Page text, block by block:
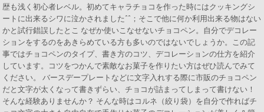
歴も浅く初心者レベル。初めてキャラチョコを作った時にはクッキングシ
ートに出来るシワに泣かされました^^；そこで他に何か利用出来る物はない
かと試行錯誤したとこ なぜか使いこなせないチョコペン。自分でデコレー
ションをするのをあきらめている方も多いのではないでしょうか。この記
事ではチョコペンのタイプ、書き方のコツ、デコレーションの仕方を紹介
しています。コツをつかんで素敵なお菓子を作りたい方はぜひ読んでみて
ください。 バースデープレートなどに文字入れする際に市販のチョコペン
だと文字が太くなって書きずらい、チョコが詰まってしまって書けない！
そんな経験ありませんか？ そんな時はコルネ（絞り袋）を自分で作ればチ